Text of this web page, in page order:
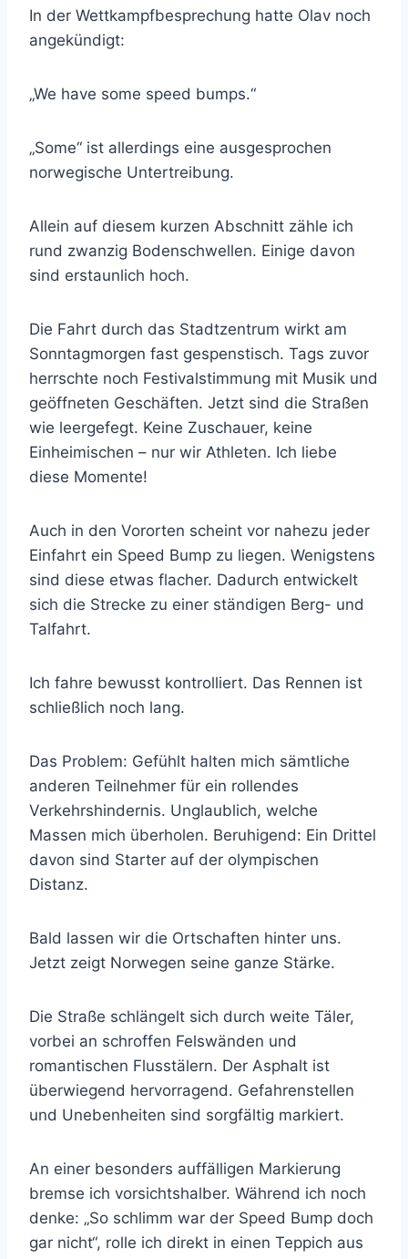
In der Wettkampfbesprechung hatte Olav noch
angekündigt:
„We have some speed bumps.“
„Some“ ist allerdings eine ausgesprochen
norwegische Untertreibung.
Allein auf diesem kurzen Abschnitt zähle ich
rund zwanzig Bodenschwellen. Einige davon
sind erstaunlich hoch.
Die Fahrt durch das Stadtzentrum wirkt am
Sonntagmorgen fast gespenstisch. Tags zuvor
herrschte noch Festivalstimmung mit Musik und
geöffneten Geschäften. Jetzt sind die Straßen
wie leergefegt. Keine Zuschauer, keine
Einheimischen – nur wir Athleten. Ich liebe
diese Momente!
Auch in den Vororten scheint vor nahezu jeder
Einfahrt ein Speed Bump zu liegen. Wenigstens
sind diese etwas flacher. Dadurch entwickelt
sich die Strecke zu einer ständigen Berg- und
Talfahrt.
Ich fahre bewusst kontrolliert. Das Rennen ist
schließlich noch lang.
Das Problem: Gefühlt halten mich sämtliche
anderen Teilnehmer für ein rollendes
Verkehrshindernis. Unglaublich, welche
Massen mich überholen. Beruhigend: Ein Drittel
davon sind Starter auf der olympischen
Distanz.
Bald lassen wir die Ortschaften hinter uns.
Jetzt zeigt Norwegen seine ganze Stärke.
Die Straße schlängelt sich durch weite Täler,
vorbei an schroffen Felswänden und
romantischen Flusstälern. Der Asphalt ist
überwiegend hervorragend. Gefahrenstellen
und Unebenheiten sind sorgfältig markiert.
An einer besonders auffälligen Markierung
bremse ich vorsichtshalber. Während ich noch
denke: „So schlimm war der Speed Bump doch
gar nicht“, rolle ich direkt in einen Teppich aus